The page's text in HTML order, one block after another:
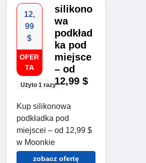
12,
99
$
OFER
TA
Użyto 1 razy
silikono
wa
podkład
ka pod
miejsce
– od
12,99 $
Kup silikonowa
podkładka pod
miejscei – od 12,99 $
w Moonkie
zobacz ofertę